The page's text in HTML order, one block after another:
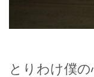
とりわけ僕